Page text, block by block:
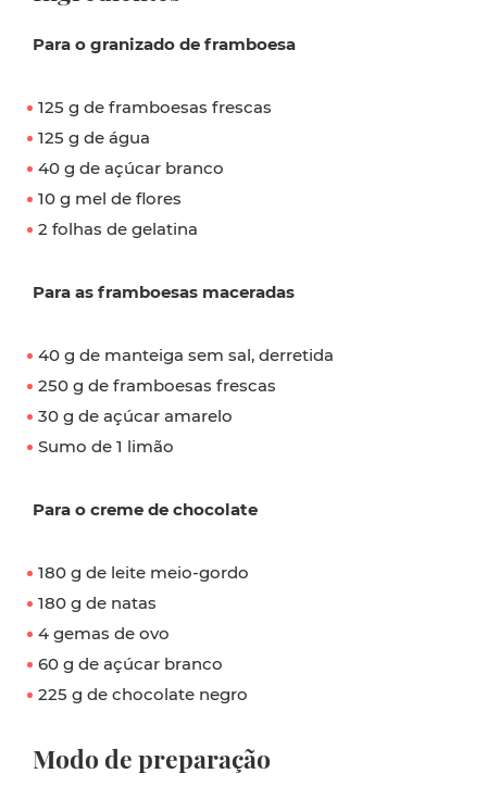
Para o granizado de framboesa
125 g de framboesas frescas
125 g de água
40 g de açúcar branco
10 g mel de flores
2 folhas de gelatina
Para as framboesas maceradas
40 g de manteiga sem sal, derretida
250 g de framboesas frescas
30 g de açúcar amarelo
Sumo de 1 limão
Para o creme de chocolate
180 g de leite meio-gordo
180 g de natas
4 gemas de ovo
60 g de açúcar branco
225 g de chocolate negro
Modo de preparação